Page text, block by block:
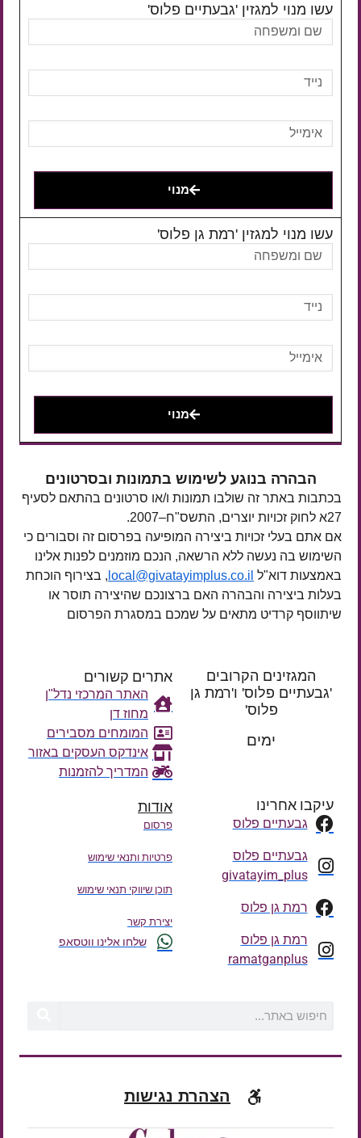
עשו מנוי למגזין 'גבעתיים פלוס'
מנוי
עשו מנוי למגזין 'רמת גן פלוס'
מנוי
הבהרה בנוגע לשימוש בתמונות ובסרטונים
בכתבות באתר זה שולבו תמונות ו/או סרטונים בהתאם לסעיף
27א לחוק זכויות יוצרים, התשס"ח–2007.
אם אתם בעלי זכויות ביצירה המופיעה בפרסום זה וסבורים כי
השימוש בה נעשה ללא הרשאה, הנכם מוזמנים לפנות אלינו
באמצעות דוא"ל local@givatayimplus.co.il , בצירוף הוכחת
בעלות ביצירה והבהרה האם ברצונכם שהיצירה תוסר או
שיתווסף קרדיט מתאים על שמכם במסגרת הפרסום
המגזינים הקרובים
'גבעתיים פלוס' ו'רמת גן
פלוס'
ימים
אתרים קשורים
האתר המרכזי נדל"ן
מחוז דן
המומחים מסבירים
אינדקס העסקים באזור
המדריך להזמנות
עיקבו אחרינו
גבעתיים פלוס
גבעתיים פלוס
givatayim_plus
רמת גן פלוס
רמת גן פלוס
ramatganplus
אודות
פרסום
פרטיות ותנאי שימוש
תוכן שיווקי תנאי שימוש
יצירת קשר
שלחו אלינו ווטסאפ
הצהרת נגישות